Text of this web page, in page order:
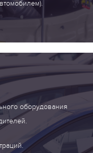
оборудования